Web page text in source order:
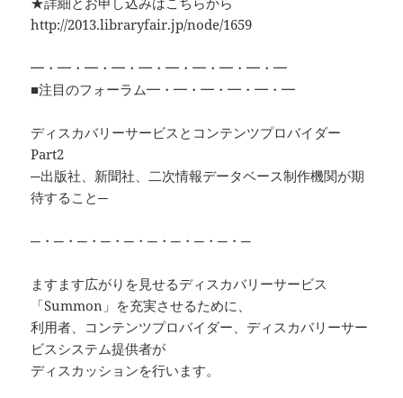
http://2013.libraryfair.jp/node/1659
━・━・━・━・━・━・━・━・━・━
■注目のフォーラム━・━・━・━・━・━
ディスカバリーサービスとコンテンツプロバイダー
Part2
─出版社、新聞社、二次情報データベース制作機関が期
待すること─
─・─・─・─・─・─・─・─・─・─
ますます広がりを見せるディスカバリーサービス
「Summon」を充実させるために、
利用者、コンテンツプロバイダー、ディスカバリーサー
ビスシステム提供者が
ディスカッションを行います。